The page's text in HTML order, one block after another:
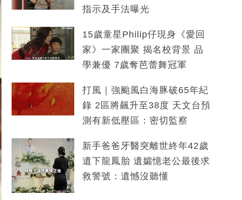
指示及手法曝光
15歲童星Philip仔現身《愛回
家》一家團聚 揭名校背景 品
學兼優 7歲奪芭蕾舞冠軍
打風｜強颱風白海豚破65年紀
錄 2區將飆升至38度 天文台預
測有新低壓區：密切監察
新手爸爸牙醫突離世終年42歲
遺下龍鳳胎 遺孀憶老公最後求
救警號：遺憾沒聽懂